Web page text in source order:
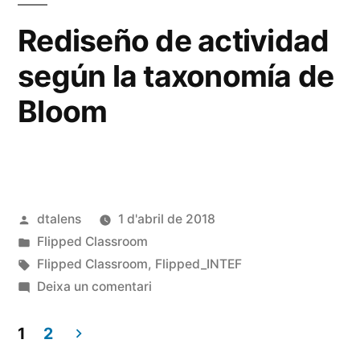
1
Rediseño de actividad
según la taxonomía de
Bloom
Publicat
per
dtalens
1 d'abril de 2018
Publicat
en
Flipped Classroom
Etiquetes:
Flipped Classroom, Flipped_INTEF
Deixa un comentaria
1 2